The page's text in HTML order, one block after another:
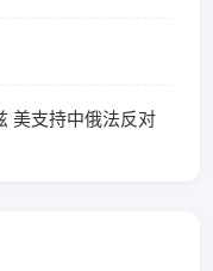
美支持中俄法反对